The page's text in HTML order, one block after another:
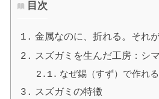
目次
金属なのに、折れる。それ
スズガミを生んだ工房：シ
なぜ錫（すず）で作れ
スズガミの特徴